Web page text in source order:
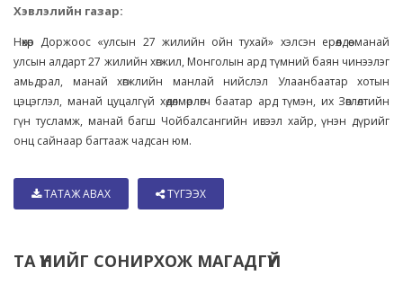
Хэвлэлийн газар:
Нөхөр Доржоос «улсын 27 жилийн ойн тухай» хэлсэн ерөөлдөө манай
улсын алдарт 27 жилийн хөгжил, Монголын ард түмний баян чинээлэг
амьдрал, манай хөгжлийн манлай нийслэл Улаанбаатар хотын
цэцэглэл, манай цуцалгүй хөдөлмөрлөгч баатар ард түмэн, их Зөвлөлтийн
гүн тусламж, манай багш Чойбалсангийн ивээл хайр, үнэн дүрийг
онц сайнаар багтааж чадсан юм.
ТАТАЖ АВАХ ТҮГЭЭХ
ТА ҮҮНИЙГ СОНИРХОЖ МАГАДГҮЙ